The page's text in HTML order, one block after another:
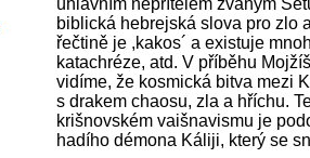
biblická hebrejská slova pro zlo
řečtině je ,kakos´ a existuje
katachréze, atd. V příběhu
vidíme, že kosmická bitva mezi
s drakem chaosu, zla a hříchu.
krišnovském vaišnavismu je
hadího démona Káliji, který se